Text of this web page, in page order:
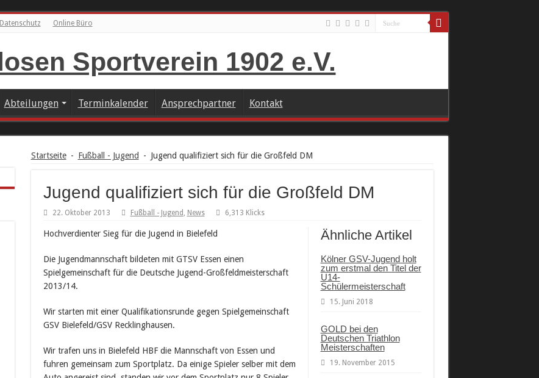
Datenschutz Online Büro
Abteilungen Terminkalender Ansprechpartner Kontakt
Startseite - Fußball - Jugend - Jugend qualifiziert sich für die Großfeld DM
Jugend qualifiziert sich für die Großfeld DM
22. Oktober 2013 Fußball - Jugend , News 6,313 Klicks
Ähnliche Artikel
Kölner GSV-Jugend holt
zum erstmal den Titel der
U14-
Schülermeisterschaft
15. Juni 2018
GOLD bei den
Deutschen Triathlon
Meisterschaften
19. November 2015
Hochverdienter Sieg für die Jugend in Bielefeld
Die Jugendmannschaft bildeten mit GTSV Essen einen
Spielgemeinschaft für die Deutsche Jugend-Großfeldmeisterschaft
2013/14.
Wir starten mit einer Qualifikationsrunde gegen Spielgemeinschaft
GSV Bielefeld/GSV Recklinghausen.
Wir trafen uns in Bielefeld HBF die Mannschaft von Essen und
fuhren gemeinsam zum Sportplatz. Da einige Spieler selber mit dem